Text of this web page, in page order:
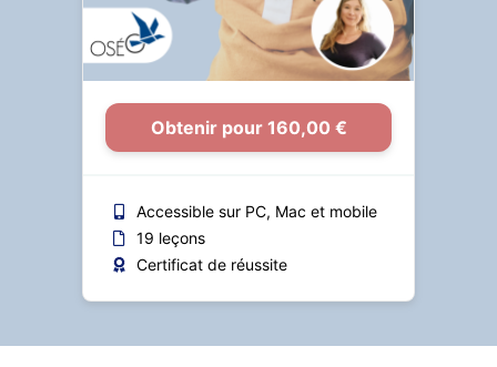
Obtenir pour 160,00 €
Accessible sur PC, Mac et mobile
19 leçons
Certificat de réussite